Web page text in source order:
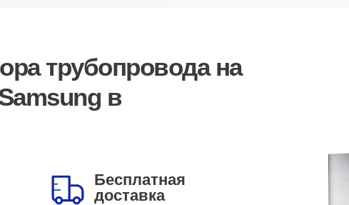
трубопроводана
в
Бесплатная
доставка